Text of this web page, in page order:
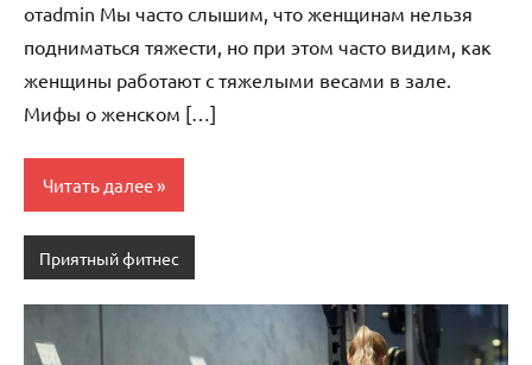
отadmin Мы часто слышим, что женщинам нельзя
подниматься тяжести, но при этом часто видим, как
женщины работают с тяжелыми весами в зале.
Мифы о женском […]
Читать далее
Приятный фитнес